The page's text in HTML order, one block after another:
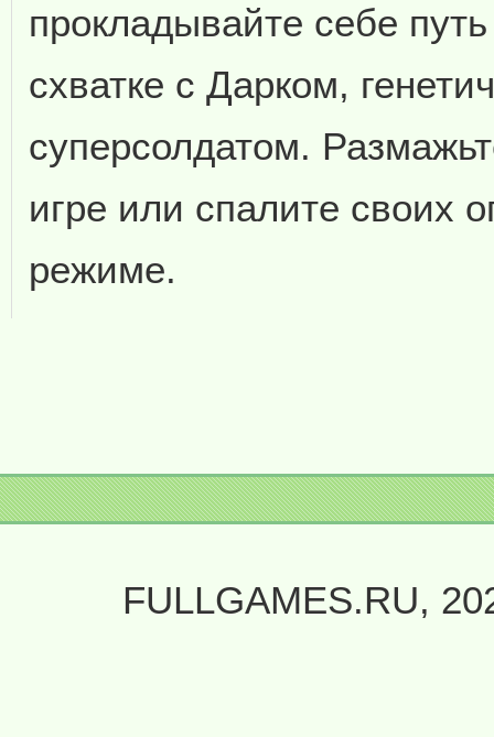
прокладывайте себе
схватке с Дарком,
суперсолдатом.
игре или спалите своих
режиме.
FULLGAMES.RU,